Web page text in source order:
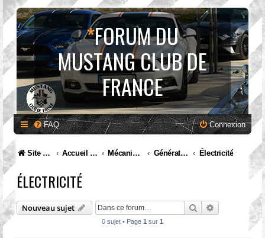
*FORUM DU
MUSTANG CLUB DE
FRANCE
FAQ Connexion
Site internet MCF Accueil Forum Mécanique et entretien Génération II. Mustang (1974 à 1978) Électricité
ÉLECTRICITÉ
Nouveau sujet RechercherRecherche
0 sujet • Page 1 sur 1